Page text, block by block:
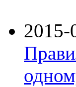
2015-